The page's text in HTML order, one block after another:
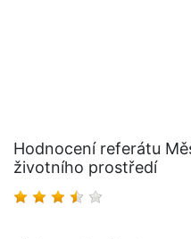
Hodnocení referátu
životního prostředí